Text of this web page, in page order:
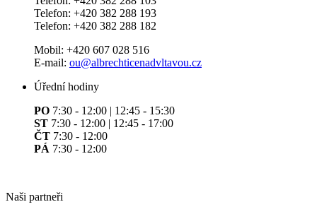
Telefon: +420 382 288 193
Telefon: +420 382 288 182
Mobil: +420 607 028 516
E-mail: ou@albrechticenadvltavou.cz
Úřední hodiny
PO 7:30 - 12:00 | 12:45 - 15:30
ST 7:30 - 12:00 | 12:45 - 17:00
ČT 7:30 - 12:00
PÁ 7:30 - 12:00
Naši partneři